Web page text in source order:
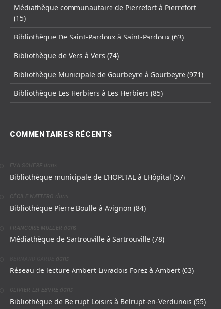
Médiathèque communautaire de Pierrefort à Pierrefort
(15)
Bibliothèque De Saint-Pardoux à Saint-Pardoux (63)
Bibliothèque de Vers à Vers (74)
Bibliothèque Municipale de Gourbeyre à Gourbeyre (971)
Bibliothèque Les Herbiers à Les Herbiers (85)
COMMENTAIRES RÉCENTS
EVA SCHERF dans
Bibliothèque municipale de L’HOPITAL à L’Hôpital (57)
CÉCILE NATTERO dans
Bibliothèque Pierre Boulle à Avignon (84)
FRANCOISE MULLER dans
Médiathèque de Sartrouville à Sartrouville (78)
dans
Réseau de lecture Ambert Livradois Forez à Ambert (63)
OLIVIER LEFEBVRE dans
Bibliothèque de Belrupt Loisirs à Belrupt-en-Verdunois (55)